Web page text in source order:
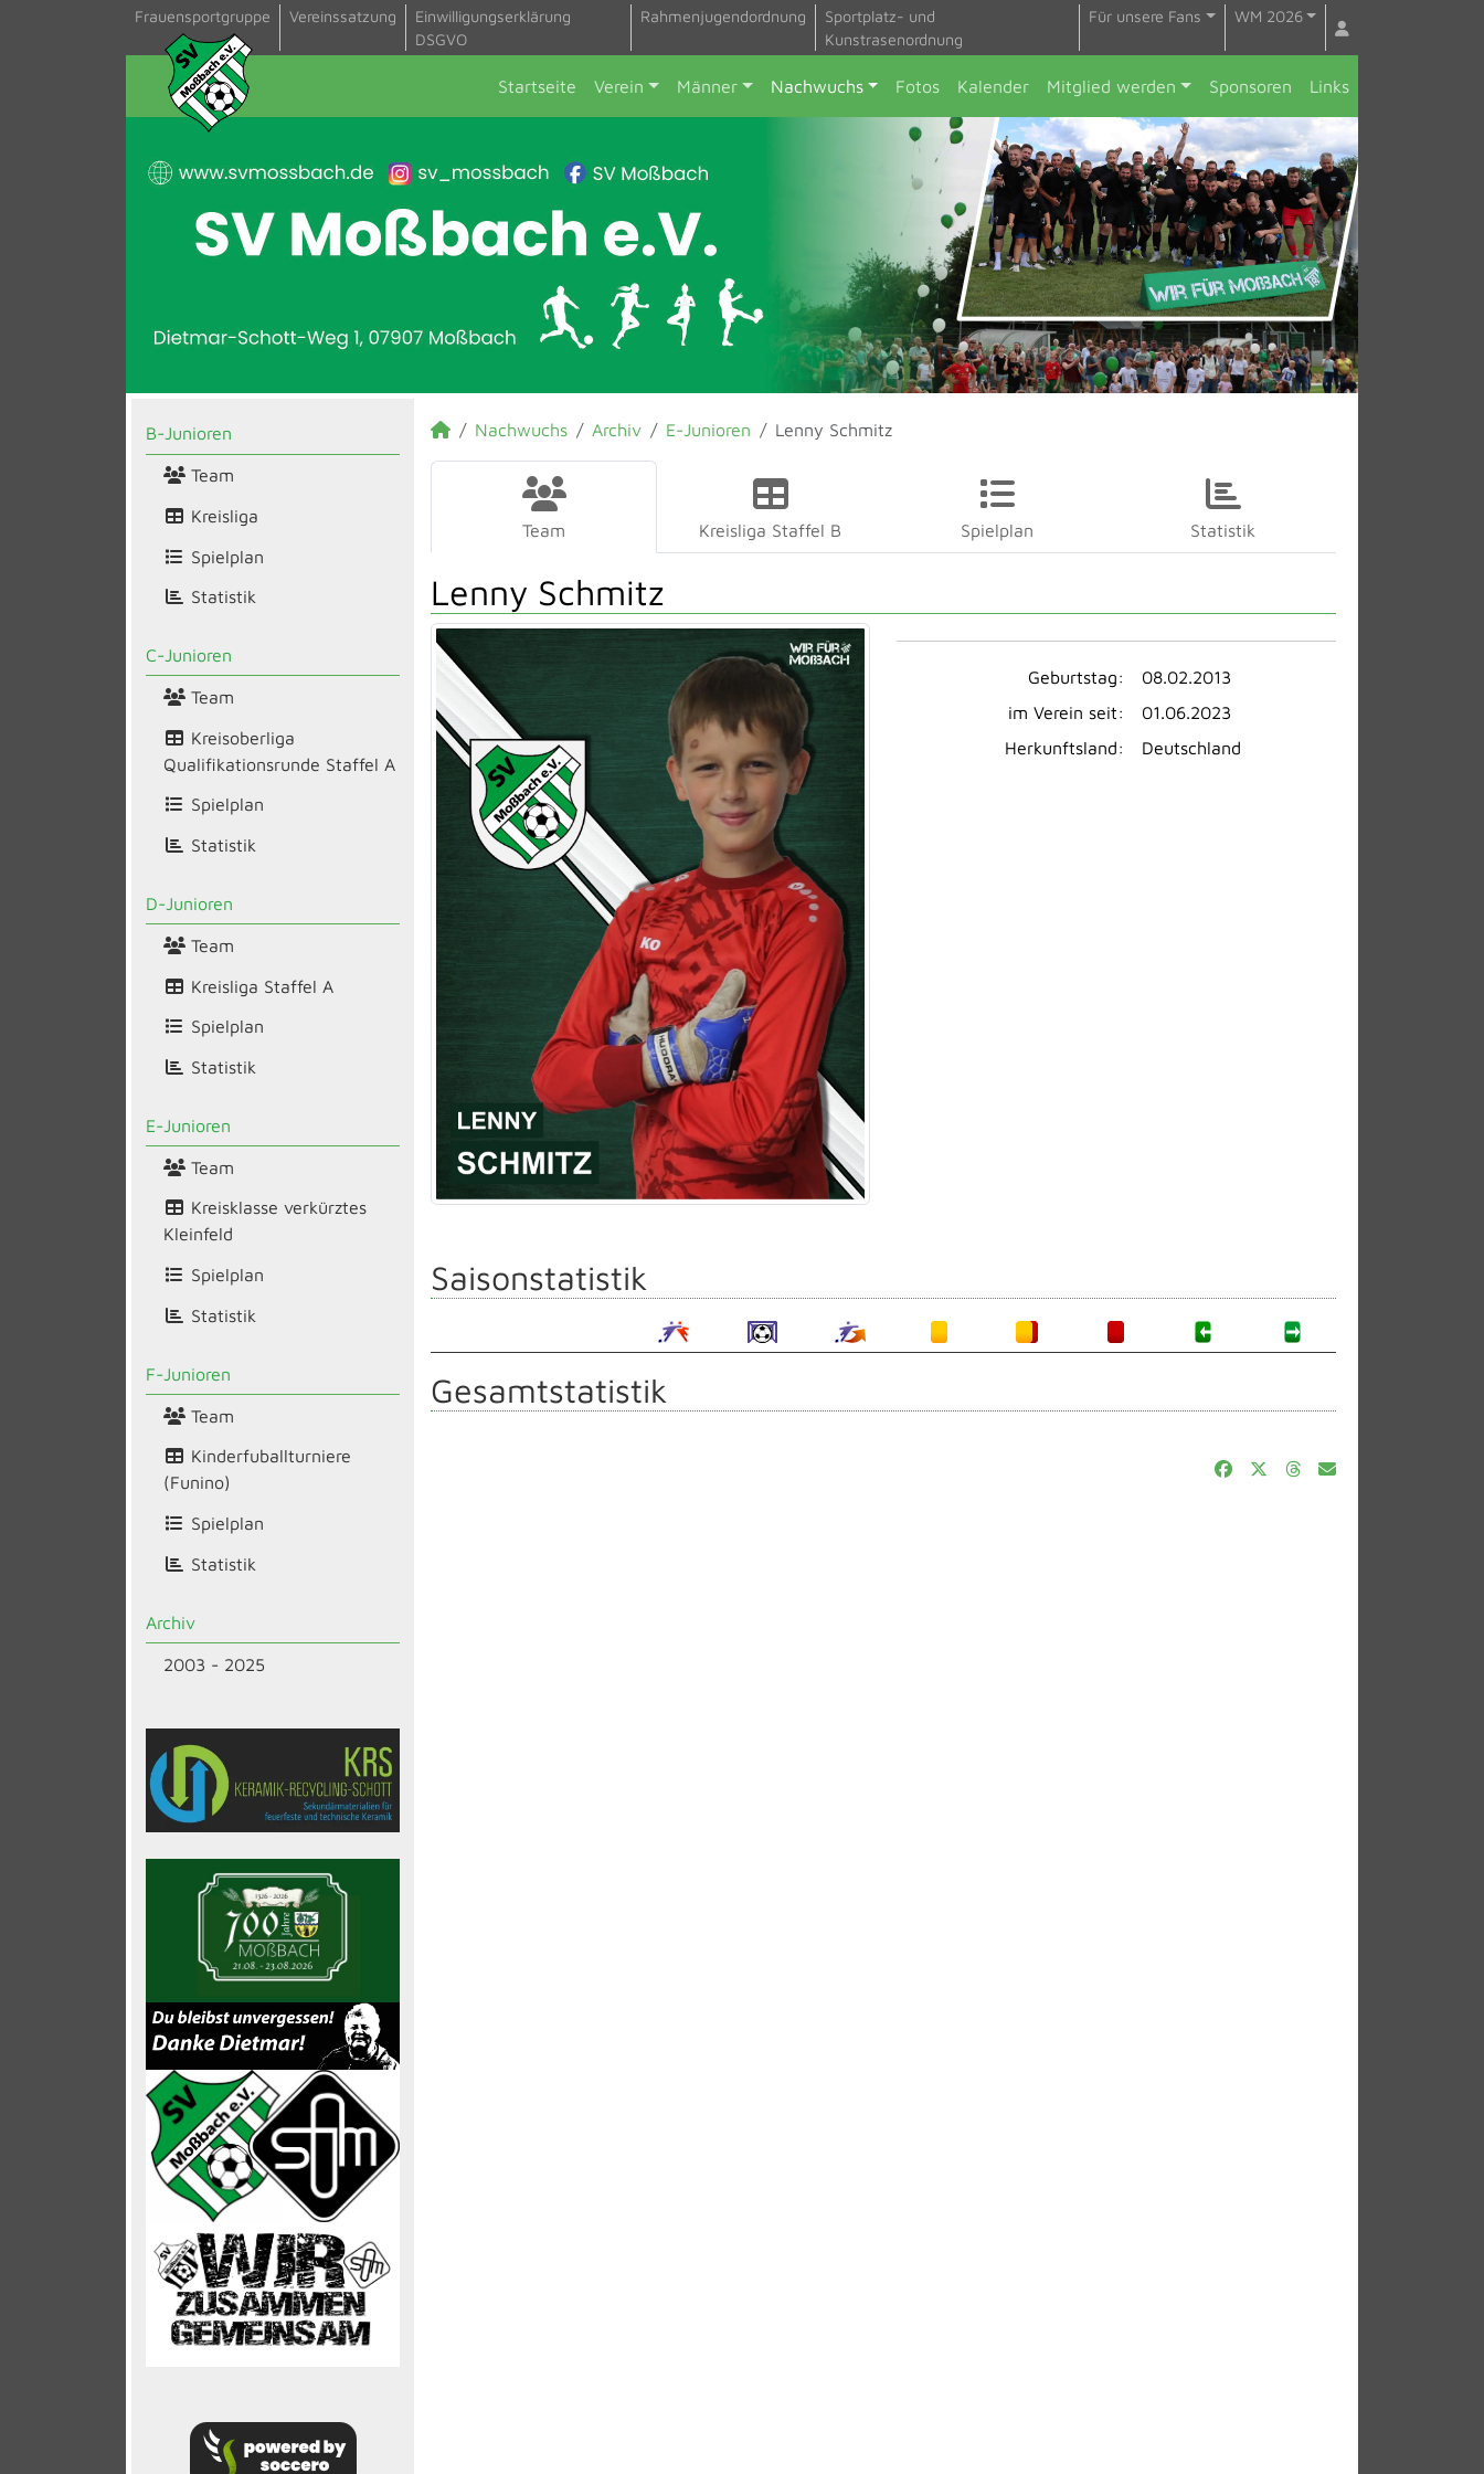
Frauensportgruppe Vereinssatzung
Einwilligungserklärung
DSGVO
Rahmenjugendordnung
Sportplatz- und
Kunstrasenordnung
Für unsere Fans WM 2026
Startseite Verein Männer Nachwuchs Fotos Kalender Mitglied werden Sponsoren Links
B-Junioren
Team
Kreisliga
Spielplan
Statistik
C-Junioren
Team
Kreisoberliga
Qualifikationsrunde Staffel A
Spielplan
Statistik
D-Junioren
Team
Kreisliga Staffel A
Spielplan
Statistik
E-Junioren
Team
Kreisklasse verkürztes
Kleinfeld
Spielplan
Statistik
F-Junioren
Team
Kinderfuballturniere
(Funino)
Spielplan
Statistik
Archiv
2003 - 2025
Nachwuchs Archiv E-Junioren Lenny Schmitz
Team Kreisliga Staffel B Spielplan Statistik
Lenny Schmitz
Geburtstag:
08.02.2013
im Verein seit:
01.06.2023
Herkunftsland:
Deutschland
Saisonstatistik
Gesamtstatistik